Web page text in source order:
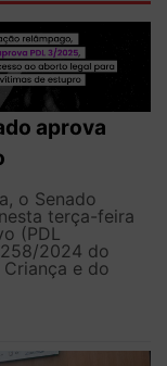
aprova
o Senado
terça-feira
(PDL
2024 do
e do